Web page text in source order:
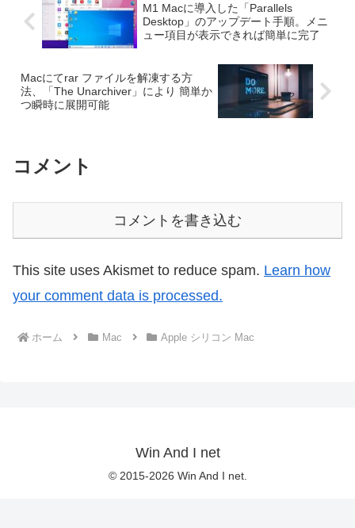
M1 Macに導入した「Parallels
Desktop」のアップデート手順。メニ
ュー項目が表示できれば簡単に完了
Macにてrar ファイルを解凍する方
法、「The Unarchiver」により 簡単か
つ瞬時に展開可能
コメント
コメントを書き込む
This site uses Akismet to reduce spam. Learn how
your comment data is processed.
ホーム Mac Apple シリコン Mac
Win And I net
© 2015-2026 Win And I net.